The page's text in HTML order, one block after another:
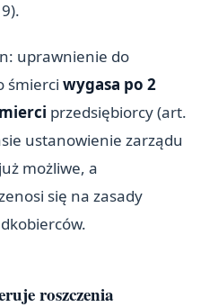
uprawnienie do
śmierci wygasa po 2
przedsiębiorcy (art.
ustanowienie zarządu
możliwe, a
się na zasady
roszczenia